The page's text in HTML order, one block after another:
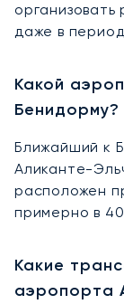
даже в
Какой
Бенидорму?
Ближайший к
Аликанте-
расположен
примерно в
Какие
аэропорта